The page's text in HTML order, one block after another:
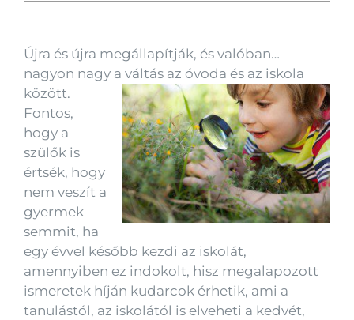
Újra és újra megállapítják, és valóban…
nagyon nagy a váltás az óvoda és az iskola
között.
Fontos,
hogy a
szülők is
értsék, hogy
nem veszít a
gyermek
semmit, ha
egy évvel később kezdi az iskolát,
amennyiben ez indokolt, hisz megalapozott
ismeretek híján kudarcok érhetik, ami a
tanulástól, az iskolától is elveheti a kedvét,